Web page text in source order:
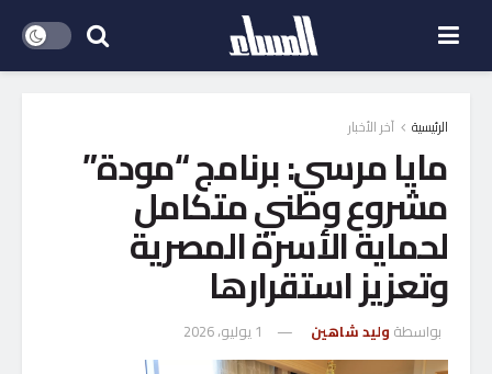
الرئيسية آخر الأخبار
مايا مرسي: برنامج “مودة”
مشروع وطني متكامل
لحماية الأسرة المصرية
وتعزيز استقرارها
بواسطة وليد شاهين 1 يوليو، 2026